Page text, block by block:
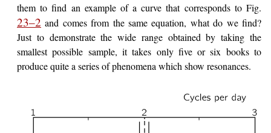
them to find an example of a curve that corresponds to Fig.
23–2 and comes from the same equation, what do we find?
Just to demonstrate the wide range obtained by taking the
smallest possible sample, it takes only five or six books to
produce quite a series of phenomena which show resonances.